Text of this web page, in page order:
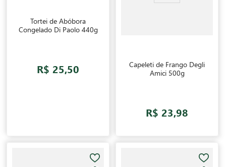
Tortei de Abóbora
Congelado Di Paolo 440g
R$ 25,50
Capeleti de Frango Degli
Amici 500g
R$ 23,98